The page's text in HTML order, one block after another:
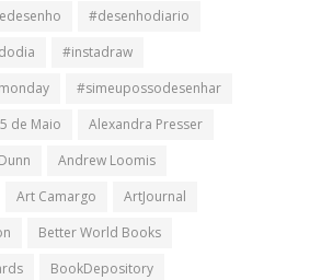
#desenhodiario
#instadraw
#simeupossodesenhar
de Maio
Alexandra Presser
Andrew Loomis
Art Camargo
ArtJournal
Better World Books
BookDepository